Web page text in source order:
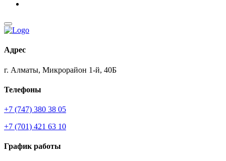
Адрес
г. Алматы, Микрорайон 1-й, 40Б
Телефоны
+7 (747) 380 38 05
+7 (701) 421 63 10
График работы